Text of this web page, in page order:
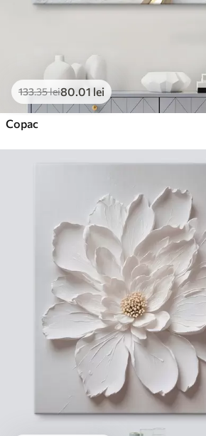
133.35lei80.01 lei
Copac